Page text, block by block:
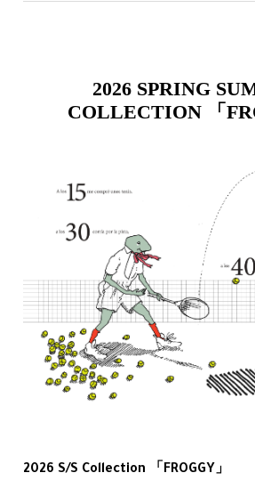
2026 SPRING
COLLECTION 「
2026 S/S Collection 「FROGGY」